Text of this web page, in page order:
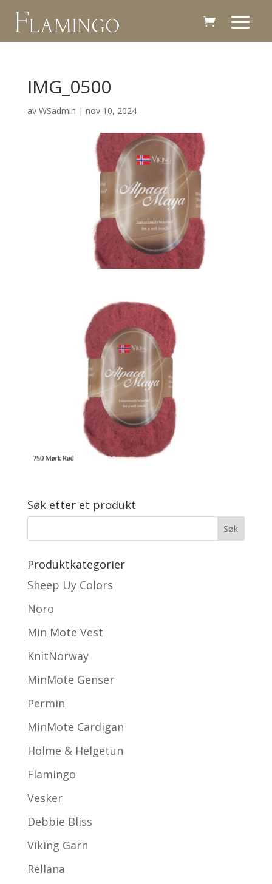
IMG_0500
av WSadmin | nov 10, 2024
Søk etter et produkt
Produktkategorier
Sheep Uy Colors
Noro
Min Mote Vest
KnitNorway
MinMote Genser
Permin
MinMote Cardigan
Holme & Helgetun
Flamingo
Vesker
Debbie Bliss
Viking Garn
Rellana